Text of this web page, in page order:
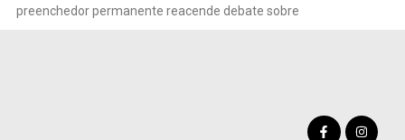
preenchedor permanente reacende debate sobre